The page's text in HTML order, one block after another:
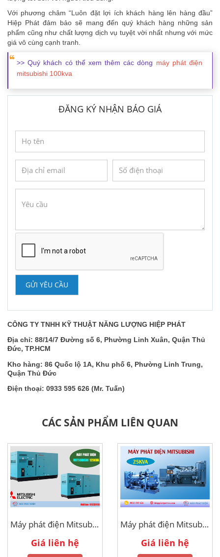
Với phương châm “Luôn đặt lợi ích khách hàng lên hàng đầu”
Hiệp Phát đảm bảo sẽ mang đến quý khách hàng những sản
phẩm cũng như chất lượng dịch vụ tuyệt vời nhất nhưng với mức
giá vô cùng cạnh tranh.
>> Quý khách có thể xem thêm các dòng máy phát điện
mitsubishi 100kva
ĐĂNG KÝ NHẬN BÁO GIÁ
GỬI YÊU CẦU
CÔNG TY TNHH KỸ THUẬT NĂNG LƯỢNG HIỆP PHÁT
Địa chỉ: 88/14/7 Đường số 6, Phường Linh Xuân, Quận Thủ
Đức, TP.HCM
Kho hàng: 86 Quốc lộ 1A, Khu phố 6, Phường Linh Trung,
Quận Thủ Đức
Điện thoại: 0933 595 626 (Mr. Tuấn)
CÁC SẢN PHẨM LIÊN QUAN
Máy phát điện Mitsubishi 125kva
Giá liên hệ
Máy phát điện Mitsubishi 25kva
Giá liên hệ